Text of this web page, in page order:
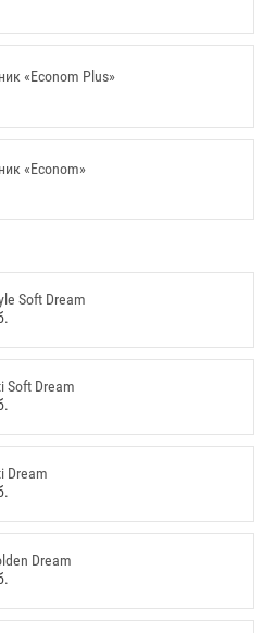
«Econom Plus»
«Econom»
Soft Dream
Soft Dream
Dream
Dream